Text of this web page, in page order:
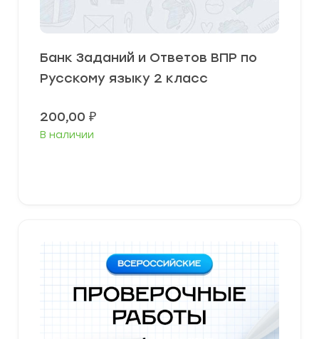
Банк Заданий и Ответов ВПР по
Русскому языку 2 класс
200,00 ₽
В наличии